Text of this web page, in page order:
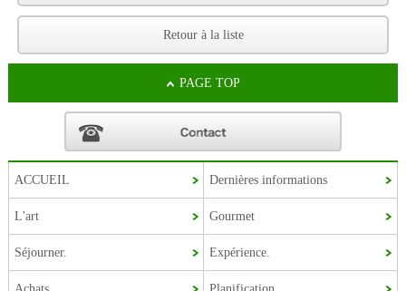
Retour à la liste
PAGE TOP
ACCUEIL Dernières informations
L'art Gourmet
Séjourner. Expérience.
Chinese (China)
Chinese (Taiwan)
Korean